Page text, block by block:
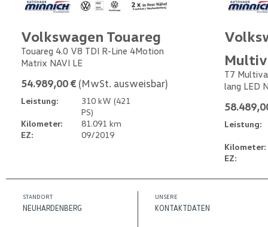
Volkswagen Touareg
Touareg 4.0 V8 TDI R-Line 4Motion
Matrix NAVI LE
54.989,00 € (MwSt. ausweisbar)
Leistung:
310 kW (421
PS)
Kilometer:
81.091 km
EZ:
09/2019
T7
lang LED
Leistung:
Kilometer:
EZ:
STANDORT
NEUHARDENBERG
UNSERE
KONTAKTDATEN